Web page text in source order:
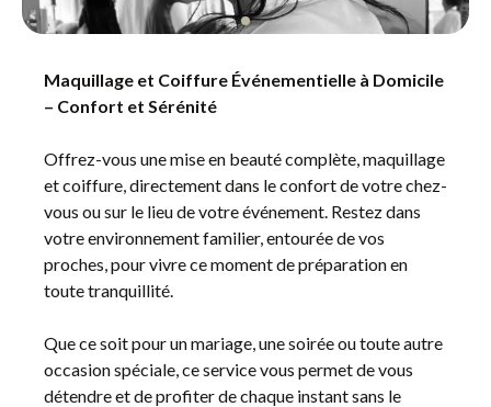
Maquillage et Coiffure Événementielle à Domicile
– Confort et Sérénité
Offrez-vous une mise en beauté complète, maquillage
et coiffure, directement dans le confort de votre chez-
vous ou sur le lieu de votre événement. Restez dans
votre environnement familier, entourée de vos
proches, pour vivre ce moment de préparation en
toute tranquillité.
Que ce soit pour un mariage, une soirée ou toute autre
occasion spéciale, ce service vous permet de vous
détendre et de profiter de chaque instant sans le